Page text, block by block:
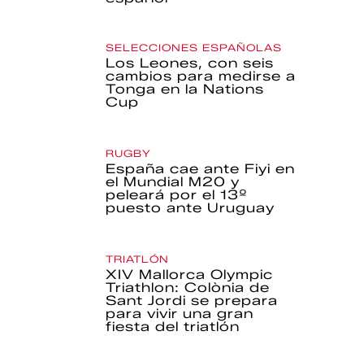
SELECCIONES ESPAÑOLAS
Los Leones, con seis
cambios para medirse a
Tonga en la Nations
Cup
RUGBY
España cae ante Fiyi en
el Mundial M20 y
peleará por el 13º
puesto ante Uruguay
TRIATLÓN
XIV Mallorca Olympic
Triathlon: Colònia de
Sant Jordi se prepara
para vivir una gran
fiesta del triatlón